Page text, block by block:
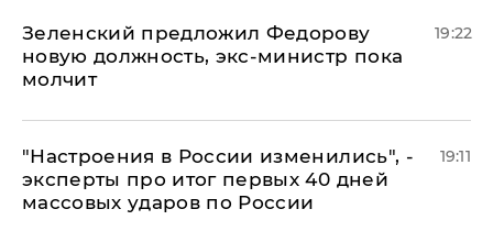
Зеленский предложил Федорову
новую должность, экс-министр пока
молчит
19:22
"Настроения в России изменились", -
эксперты про итог первых 40 дней
массовых ударов по России
19:11